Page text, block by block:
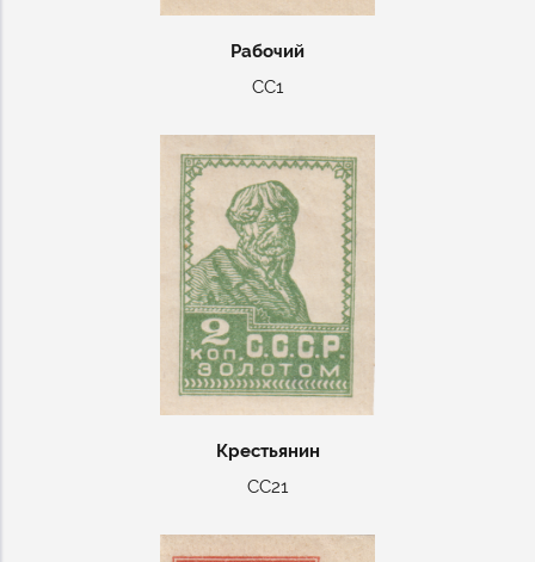
Рабочий
СС1
Крестьянин
СС21